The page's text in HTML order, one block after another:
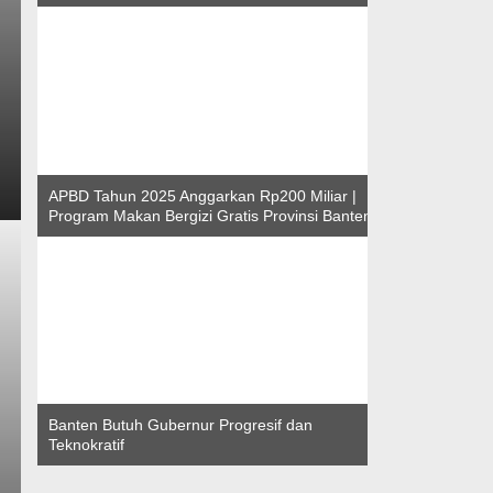
APBD Tahun 2025 Anggarkan Rp200 Miliar |
Program Makan Bergizi Gratis Provinsi Banten
Banten Butuh Gubernur Progresif dan
Teknokratif